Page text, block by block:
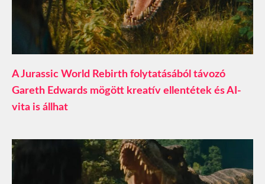
A Jurassic World Rebirth folytatásából távozó
Gareth Edwards mögött kreatív ellentétek és AI-
vita is állhat